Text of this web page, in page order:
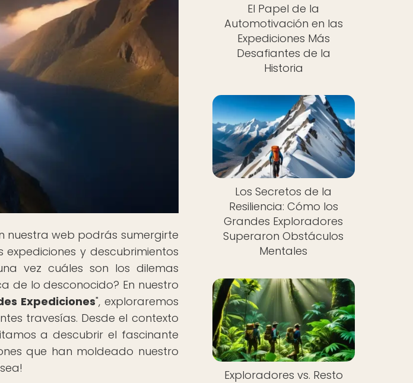
nuestra web podrás sumergirte
y descubrimientos
vez cuáles son los dilemas
de lo desconocido? En nuestro
Expediciones", exploraremos
travesías. Desde el contexto
a descubrir el fascinante
que han moldeado nuestro
El Papel de la
Automotivación en las
Expediciones Más
Desafiantes de la
Historia
Los Secretos de la
Resiliencia: Cómo los
Grandes Exploradores
Superaron Obstáculos
Mentales
Exploradores vs. Resto